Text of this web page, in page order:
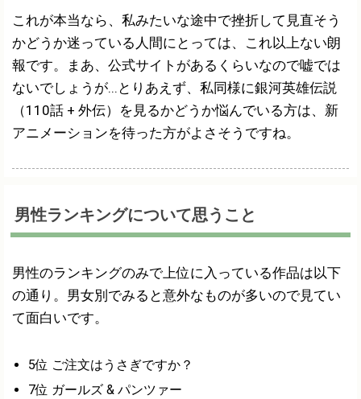
これが本当なら、私みたいな途中で挫折して見直そう
かどうか迷っている人間にとっては、これ以上ない朗
報です。まあ、公式サイトがあるくらいなので嘘では
ないでしょうが...とりあえず、私同様に銀河英雄伝説
（110話 + 外伝）を見るかどうか悩んでいる方は、新
アニメーションを待った方がよさそうですね。
男性ランキングについて思うこと
男性のランキングのみで上位に入っている作品は以下
の通り。男女別でみると意外なものが多いので見てい
て面白いです。
5位 ご注文はうさぎですか？
7位 ガールズ & パンツァー